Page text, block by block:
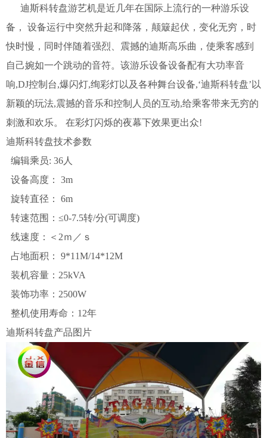
迪斯科转盘游艺机是近几年在国际上流行的一种游乐设
备， 设备运行中突然升起和降落，颠簸起伏，变化无穷，时
快时慢，同时伴随着强烈、震撼的迪斯高乐曲，使乘客感到
自己婉如一个跳动的音符。该游乐设备设备配有大功率音
响,DJ控制台,爆闪灯,绚彩灯以及各种舞台设备,‘迪斯科转盘’以
新颖的玩法,震撼的音乐和控制人员的互动,给乘客带来无穷的
刺激和欢乐。 在彩灯闪烁的夜幕下效果更出众!
迪斯科转盘技术参数
编辑乘员: 36人
设备高度： 3m
旋转直径： 6m
转速范围：≤0-7.5转/分(可调度)
线速度：＜2ｍ／ｓ
占地面积： 9*11M/14*12M
装机容量：25kVA
装饰功率：2500W
整机使用寿命：12年
迪斯科转盘产品图片